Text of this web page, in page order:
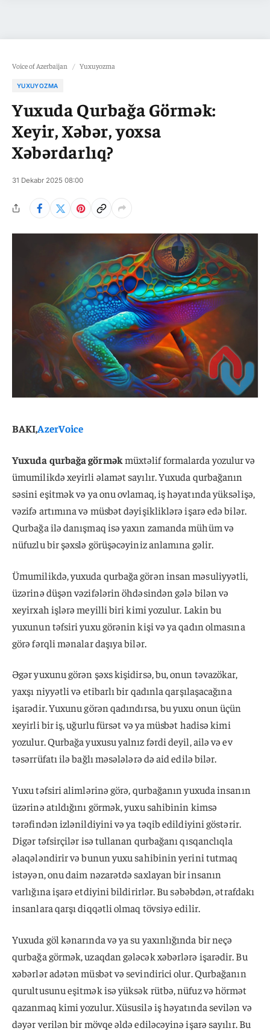
Voice of Azerbaijan / Yuxuyozma
YUXUYOZMA
Yuxuda Qurbağa Görmək:
Xeyir, Xəbər, yoxsa
Xəbərdarlıq?
31 Dekabr 2025 08:00
BAKI,AzerVoice
Yuxuda qurbağa görməkmüxtəlif formalarda yozulur və
ümumilikdə xeyirli əlamət sayılır. Yuxuda qurbağanın
səsini eşitmək və ya onu ovlamaq, iş həyatında yüksəlişə,
vəzifə artımına və müsbət dəyişikliklərə işarə edə bilər.
Qurbağa ilə danışmaq isə yaxın zamanda mühüm və
nüfuzlu bir şəxslə görüşəcəyiniz anlamına gəlir.
Ümumilikdə, yuxuda qurbağa görən insan məsuliyyətli,
üzərinə düşən vəzifələrin öhdəsindən gələ bilən və
xeyirxah işlərə meyilli biri kimi yozulur. Lakin bu
yuxunun təfsiri yuxu görənin kişi və ya qadın olmasına
görə fərqli mənalar daşıya bilər.
Əgər yuxunu görən şəxs kişidirsə, bu, onun təvazökar,
yaxşı niyyətli və etibarlı bir qadınla qarşılaşacağına
işarədir. Yuxunu görən qadındırsa, bu yuxu onun üçün
xeyirli bir iş, uğurlu fürsət və ya müsbət hadisə kimi
yozulur. Qurbağa yuxusu yalnız fərdi deyil, ailə və ev
təsərrüfatı ilə bağlı məsələlərə də aid edilə bilər.
Yuxu təfsiri alimlərinə görə, qurbağanın yuxuda insanın
üzərinə atıldığını görmək, yuxu sahibinin kimsə
tərəfindən izlənildiyini və ya təqib edildiyini göstərir.
Digər təfsirçilər isə tullanan qurbağanı qısqanclıqla
əlaqələndirir və bunun yuxu sahibinin yerini tutmaq
istəyən, onu daim nəzarətdə saxlayan bir insanın
varlığına işarə etdiyini bildirirlər. Bu səbəbdən, ətrafdakı
insanlara qarşı diqqətli olmaq tövsiyə edilir.
Yuxuda göl kənarında və ya su yaxınlığında bir neçə
qurbağa görmək, uzaqdan gələcək xəbərlərə işarədir. Bu
xəbərlər adətən müsbət və sevindirici olur. Qurbağanın
qurultusunu eşitmək isə yüksək rütbə, nüfuz və hörmət
qazanmaq kimi yozulur. Xüsusilə iş həyatında sevilən və
dəyər verilən bir mövqe əldə ediləcəyinə işarə sayılır. Bu